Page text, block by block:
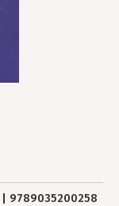
9789035200258